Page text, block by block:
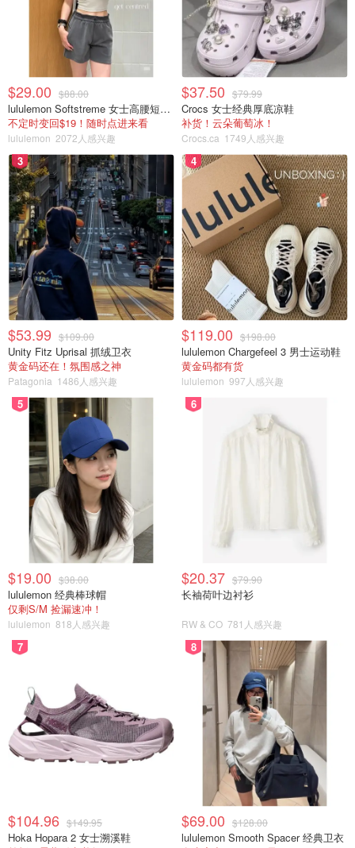
$29.00 $88.00
lululemon Softstreme 女士高腰短裤 10cm
不定时变回$19！随时点进来看
lululemon 2072人感兴趣
$37.50 $79.99
Crocs 女士经典厚底凉鞋
补货！云朵葡萄冰！
Crocs.ca 1749人感兴趣
3
$53.99 $109.00
Unity Fitz Uprisal 抓绒卫衣
黄金码还在！氛围感之神
Patagonia 1486人感兴趣
4
$119.00 $198.00
lululemon Chargefeel 3 男士运动鞋
黄金码都有货
lululemon 997人感兴趣
5
$19.00 $38.00
lululemon 经典棒球帽
仅剩S/M 捡漏速冲！
lululemon 818人感兴趣
6
$20.37 $79.90
长袖荷叶边衬衫
RW & CO 781人感兴趣
7
$104.96 $149.95
Hoka Hopara 2 女士溯溪鞋
8
$69.00 $128.00
lululemon Smooth Spacer 经典卫衣